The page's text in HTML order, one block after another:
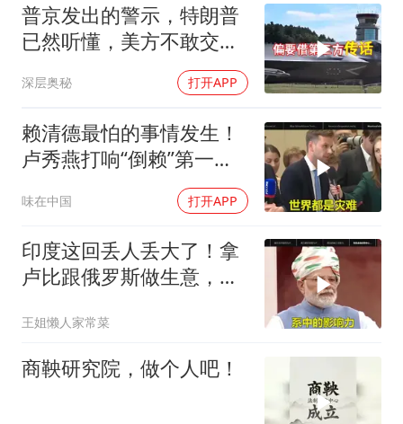
普京发出的警示，特朗普
已然听懂，美方不敢交出
深层奥秘 打开APP
赖清德最怕的事情发生！
卢秀燕打响“倒赖”第一
味在中国 打开APP
印度这回丢人丢大了！拿
卢比跟俄罗斯做生意，结
王姐懒人家常菜
商鞅研究院，做个人吧！